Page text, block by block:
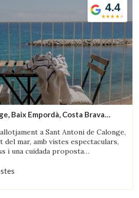
4.4
Baix Empordà, Costa Brava
a Sant Antoni de Calonge,
del mar, amb vistes espectaculars,
i una cuidada proposta